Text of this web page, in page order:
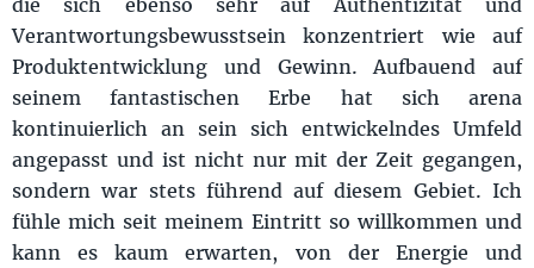
Verantwortungsbewusstsein konzentriert wie auf
Produktentwicklung und Gewinn. Aufbauend auf
seinem fantastischen Erbe hat sich arena
kontinuierlich an sein sich entwickelndes Umfeld
angepasst und ist nicht nur mit der Zeit gegangen,
sondern war stets führend auf diesem Gebiet. Ich
fühle mich seit meinem Eintritt so willkommen und
kann es kaum erwarten, von der Energie und